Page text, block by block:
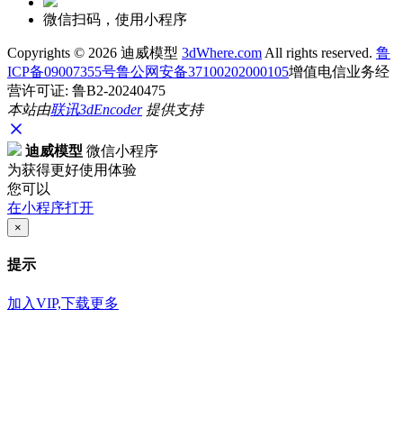
微信扫码，使用小程序
Copyrights © 2026 迪威模型 3dWhere.com All rights reserved. 鲁
ICP备09007355号鲁公网安备37100202000105增值电信业务经
营许可证: 鲁B2-20240475
本站由联讯3dEncoder提供支持
迪威模型 微信小程序
为获得更好使用体验
您可以
在小程序打开
×
提示
加入VIP,下载更多